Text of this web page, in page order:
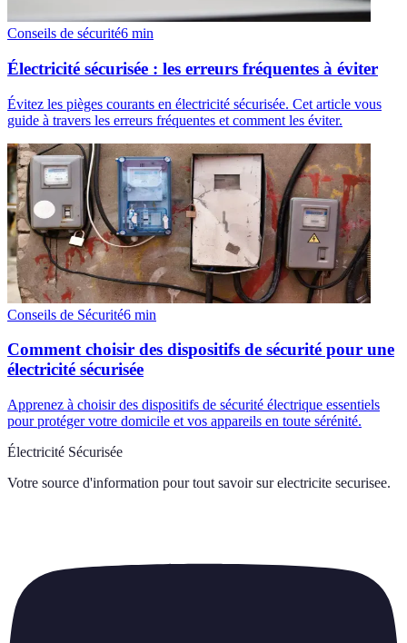
Conseils de sécurité6 min
Électricité sécurisée : les erreurs fréquentes à éviter
Évitez les pièges courants en électricité sécurisée. Cet article vous
guide à travers les erreurs fréquentes et comment les éviter.
Conseils de Sécurité6 min
Comment choisir des dispositifs de sécurité pour une
électricité sécurisée
Apprenez à choisir des dispositifs de sécurité électrique essentiels
pour protéger votre domicile et vos appareils en toute sérénité.
Électricité Sécurisée
Votre source d'information pour tout savoir sur electricite securisee.